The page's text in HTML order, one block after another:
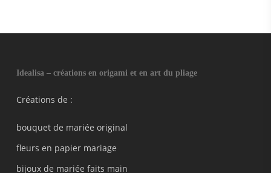
Idealisa – créations en origami et en art du pliage
Créations de :
bouquet de mariée original
fleurs en papier mariage
bijoux de mariée faits main